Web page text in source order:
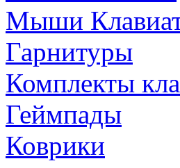
Мыши
Гарнитуры
Комплекты
Геймпады
Коврики